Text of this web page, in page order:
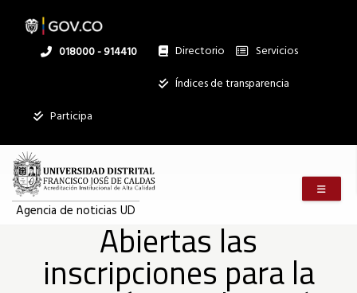
Abiertas
las
inscripciones
para
la
Maestría
contenido
Linea
018000 - 914410 Directorio
Institucional
Servicios
Índices de transparencia
Participa
Agencia de noticias UD
Abiertas las
inscripciones para la